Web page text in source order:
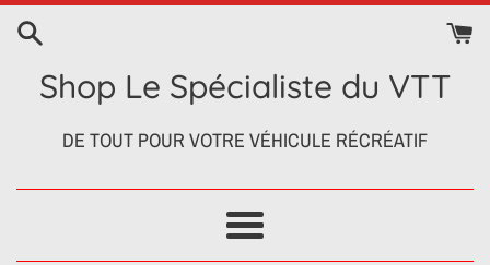
Passer
contenuShop Le Spécialiste du VTT
DE TOUT POUR VOTRE VÉHICULE RÉCRÉATIF
Menu